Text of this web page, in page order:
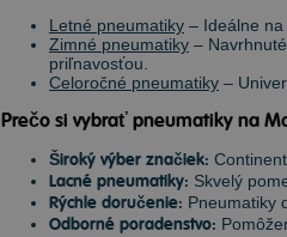
Letné pneumatiky – Ideálne
Zimné pneumatiky –
priľnavosťou.
Celoročné pneumatiky –
Prečo si vybrať pneumatiky na
Široký výber značiek:
Lacné pneumatiky: Skvelý
Rýchle doručenie: Pneumatiky
Odborné poradenstvo: